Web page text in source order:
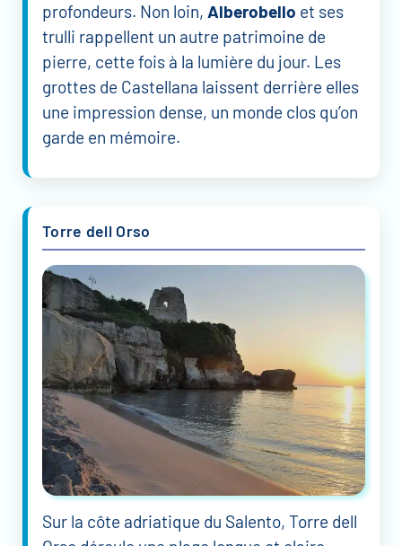
profondeurs. Non loin, Alberobello et ses
trulli rappellent un autre patrimoine de
pierre, cette fois à la lumière du jour. Les
grottes de Castellana laissent derrière elles
une impression dense, un monde clos qu’on
garde en mémoire.
Torre dell Orso
Sur la côte adriatique du Salento, Torre dell